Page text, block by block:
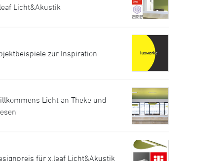
Licht&Akustik
zur Inspiration
Licht an Theke und
für x.leaf Licht&Akustik